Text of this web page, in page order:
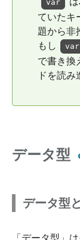
var
ていたキ
題から非
もし
var
で書き換
ドを読み
データ型
データ型
「データ型」